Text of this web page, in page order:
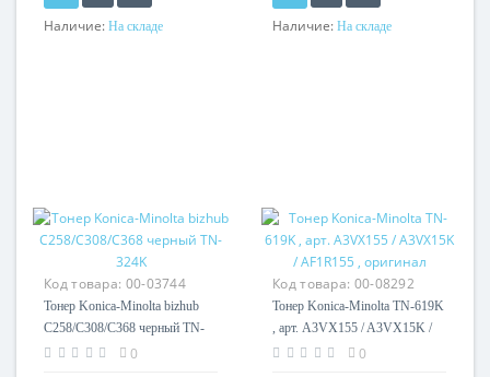
Наличие: На складе Наличие: На складе
Код товара: 00-03744
Тонер Konica-Minolta bizhub
C258/C308/C368 черный TN-
324K
0
Код товара: 00-08292
Тонер Konica-Minolta TN-619K
, арт. A3VX155 / A3VX15K /
AF1R155 , оригинал
0